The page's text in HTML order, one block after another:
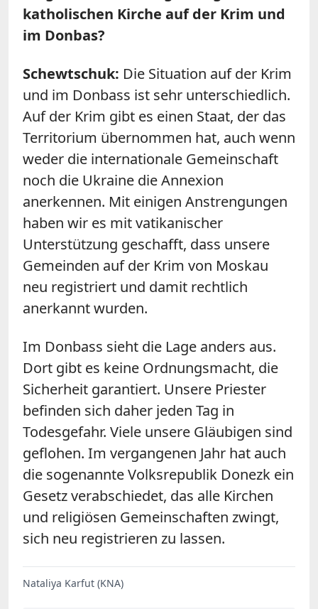
katholischen Kirche auf der Krim und
im Donbas?
Schewtschuk: Die Situation auf der Krim
und im Donbass ist sehr unterschiedlich.
Auf der Krim gibt es einen Staat, der das
Territorium übernommen hat, auch wenn
weder die internationale Gemeinschaft
noch die Ukraine die Annexion
anerkennen. Mit einigen Anstrengungen
haben wir es mit vatikanischer
Unterstützung geschafft, dass unsere
Gemeinden auf der Krim von Moskau
neu registriert und damit rechtlich
anerkannt wurden.
Im Donbass sieht die Lage anders aus.
Dort gibt es keine Ordnungsmacht, die
Sicherheit garantiert. Unsere Priester
befinden sich daher jeden Tag in
Todesgefahr. Viele unsere Gläubigen sind
geflohen. Im vergangenen Jahr hat auch
die sogenannte Volksrepublik Donezk ein
Gesetz verabschiedet, das alle Kirchen
und religiösen Gemeinschaften zwingt,
sich neu registrieren zu lassen.
Nataliya Karfut (KNA)